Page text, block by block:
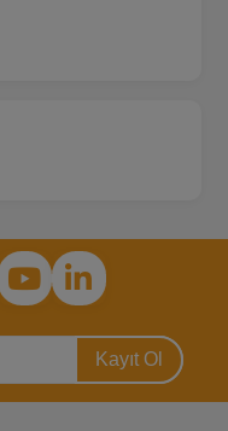
Kayıt Ol